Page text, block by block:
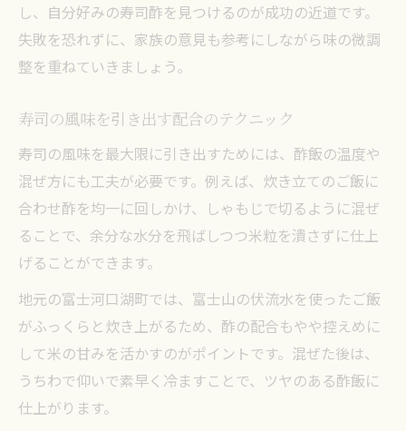
し、自分好みの寿司酢を見つけるのが成功の近道です。
失敗を恐れずに、家族の意見も参考にしながら味の微調
整を重ねていきましょう。
寿司の風味を引き出す配合のテクニック
寿司の風味を最大限に引き出すためには、酢飯の温度や
混ぜ方にも工夫が必要です。例えば、炊き立てのご飯に
合わせ酢を均一に回しかけ、しゃもじで切るように混ぜ
ることで、余分な水分を飛ばしつつ米粒を潰さずに仕上
げることができます。
地元の富士河口湖町では、富士山の伏流水を使ったご飯
がふっくらと炊き上がるため、酢の配合もやや控えめに
して米の甘みを活かすのがポイントです。混ぜた後は、
うちわで仰いで素早く冷ますことで、ツヤのある酢飯に
仕上がります。